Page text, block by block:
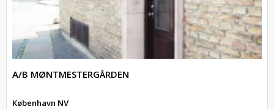
A/B MØNTMESTERGÅRDEN
København NV